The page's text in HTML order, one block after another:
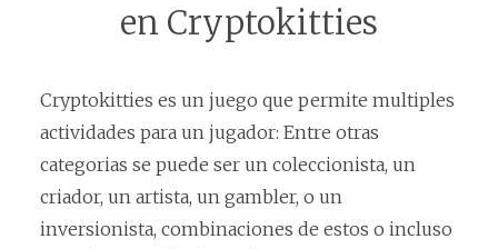
en Cryptokitties
Cryptokitties es un juego que permite multiples
actividades para un jugador: Entre otras
categorias se puede ser un coleccionista, un
criador, un artista, un gambler, o un
inversionista, combinaciones de estos o incluso